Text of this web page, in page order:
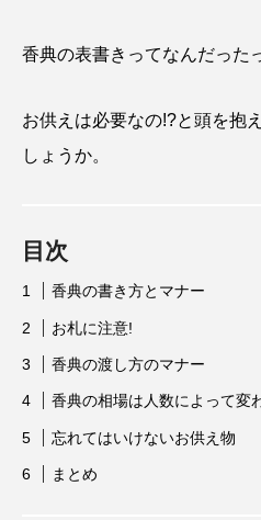
香典の表書きってなんだった
お供えは必要なの!?と頭を抱
しょうか。
目次
香典の書き方とマナー
お札に注意!
香典の渡し方のマナー
香典の相場は人数によって変
忘れてはいけないお供え物
まとめ